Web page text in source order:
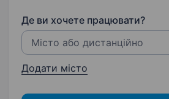
Де ви хочете працювати?
Додати місто